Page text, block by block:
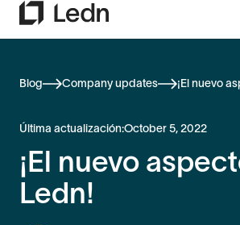
Blog Company updates ¡El nuevo
Última actualización:October 5, 2022
¡El nuevo
Ledn!